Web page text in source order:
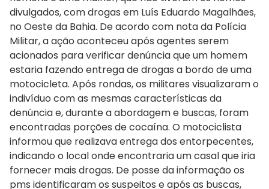
divulgados, com drogas em Luís Eduardo Magalhães,
no Oeste da Bahia. De acordo com nota da Polícia
Militar, a ação aconteceu após agentes serem
acionados para verificar denúncia que um homem
estaria fazendo entrega de drogas a bordo de uma
motocicleta. Após rondas, os militares visualizaram o
indivíduo com as mesmas características da
denúncia e, durante a abordagem e buscas, foram
encontradas porções de cocaína. O motociclista
informou que realizava entrega dos entorpecentes,
indicando o local onde encontraria um casal que iria
fornecer mais drogas. De posse da informação os
pms identificaram os suspeitos e após as buscas,